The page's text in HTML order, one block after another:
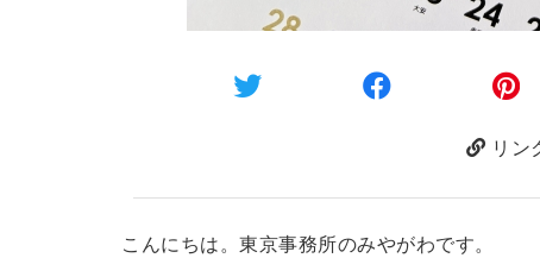
リン
こんにちは。東京事務所のみやがわです。